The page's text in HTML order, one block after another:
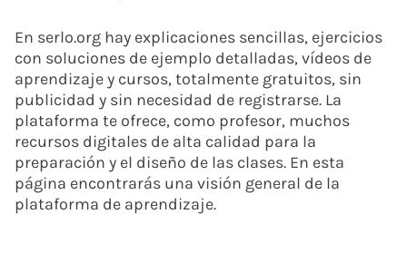
En serlo.org hay explicaciones sencillas, ejercicios
con soluciones de ejemplo detalladas, vídeos de
aprendizaje y cursos, totalmente gratuitos, sin
publicidad y sin necesidad de registrarse. La
plataforma te ofrece, como profesor, muchos
recursos digitales de alta calidad para la
preparación y el diseño de las clases. En esta
página encontrarás una visión general de la
plataforma de aprendizaje.